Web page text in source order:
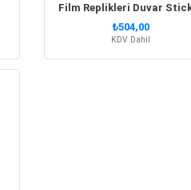
Film Replikleri Duvar
₺504,00
KDV Dahil